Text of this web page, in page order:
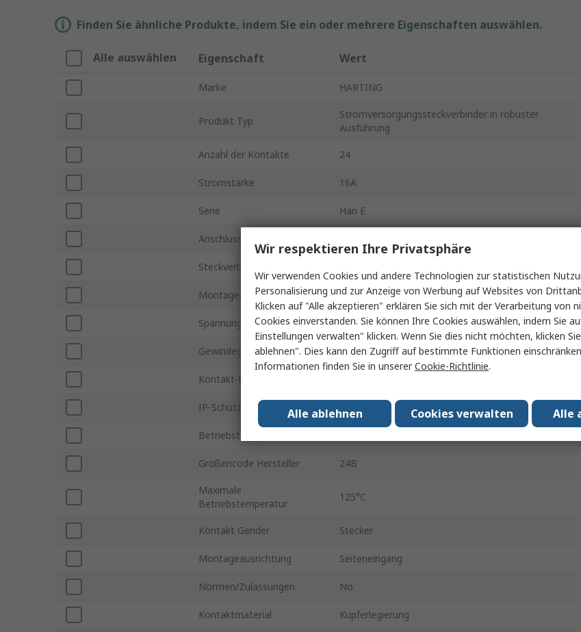
Finden Sie ähnliche Produkte, indem Sie ein oder mehrere Eigenschaften auswählen.
Alle auswählen Eigenschaft Wert
Marke HARTING
Produkt Typ
Stromversorgungssteckverbinder in robuster
Ausführung
Anzahl der Kontakte 24
Stromstärke 16A
Serie Han E
Anschlusstyp
Steckverbinder Gender
Montageart Panel
Spannung 500V
Gewindegröße PG21
Kontakt-Format
IP-Schutzart
Betriebstemperatur min.
Größencode Hersteller 24B
Maximale
Betriebstemperatur
125°C
Kontakt Gender Stecker
Montageausrichtung Seiteneingang
Normen/Zulassungen No
Kontaktmaterial Kupferlegierung
Wir respektieren Ihre Privatsphäre
Wir verwenden Cookies und andere Technologien zur statistischen
Personalisierung und zur Anzeige von Werbung auf Websites von
Klicken auf "Alle akzeptieren" erklären Sie sich mit der Verarbeitung von
Cookies einverstanden. Sie können Ihre Cookies auswählen, indem Sie
Einstellungen verwalten" klicken. Wenn Sie dies nicht möchten, klicken
ablehnen". Dies kann den Zugriff auf bestimmte Funktionen
Informationen finden Sie in unsererCookie-Richtlinie.
Alle
Cookies verwalten
Alle ablehnen